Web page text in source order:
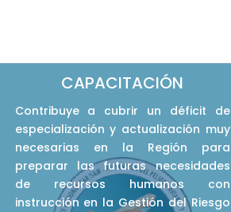
CAPACITACIÓN
Contribuye a cubrir un déficit de
especialización y actualización muy
necesarias en la Región para
preparar las futuras necesidades
de recursos humanos con
instrucción en la Gestión del Riesgo